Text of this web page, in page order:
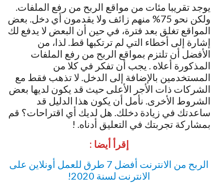
يوجد تقريبا مئات من مواقع الربح من رفع الملفات.
ولكن نحو 75% منهم زائف ولا يقدمون أي دخل. بعض
المواقع تغلق بعد فترة، في حين أن البعض لا يدفع لك
إشارة إلى أخطاء التي لم ترتكبها قط. لذا، من
الأفضل أن تلتزم بمواقع الربح من رفع الملفات
المذكورة أعلاه . يجب أن تفكر في كلا من
المستخدمين بالإضافة إلى الدخل. لا تذهب فقط مع
الشركات ذات الأجر الأعلى حيث قد يكون لديها بعض
الشروط الأخرى. نأمل أن يكون هذا الدليل قد
ساعدتك في زيادة دخلك. هل لديك أي اقتراحات؟ قم
بمشاركة تجربتك في التعليق أدناه. !
إقرأ أيضا :
الربح من الانترنت أفضل 7 طرق للعمل أونلاين على
الانترنت لسنة 2020!